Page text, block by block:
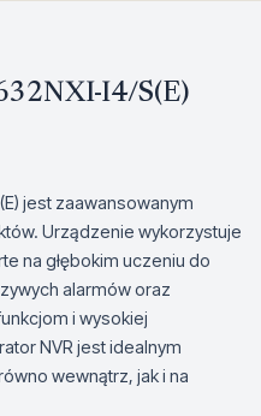
I4/S(E)
jest zaawansowanym
Urządzenie wykorzystuje
na głębokim uczeniu do
alarmów oraz
i wysokiej
NVR jest idealnym
wewnątrz, jak i na